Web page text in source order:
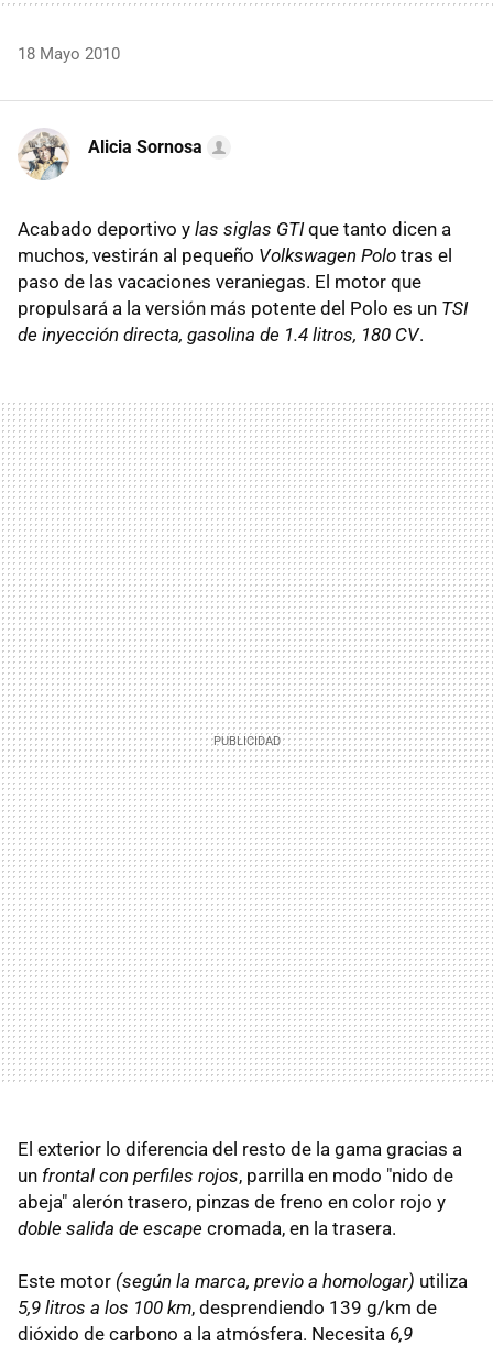
18 Mayo 2010
Alicia Sornosa
Acabado deportivo y las siglas GTIque tanto dicen a
muchos, vestirán al pequeño Volkswagen Polo tras el
paso de las vacaciones veraniegas. El motor que
propulsará a la versión más potente del Polo es un TSI
de inyección directa, gasolina de 1.4 litros, 180 CV.
El exterior lo diferencia del resto de la gama gracias a
un frontal con perfiles rojos, parrilla en modo "nido de
abeja" alerón trasero, pinzas de freno en color rojo y
doble salida de escape cromada, en la trasera.
Este motor (según la marca, previo a homologar) utiliza
5,9 litros a los 100 km, desprendiendo 139 g/km de
dióxido de carbono a la atmósfera. Necesita 6,9